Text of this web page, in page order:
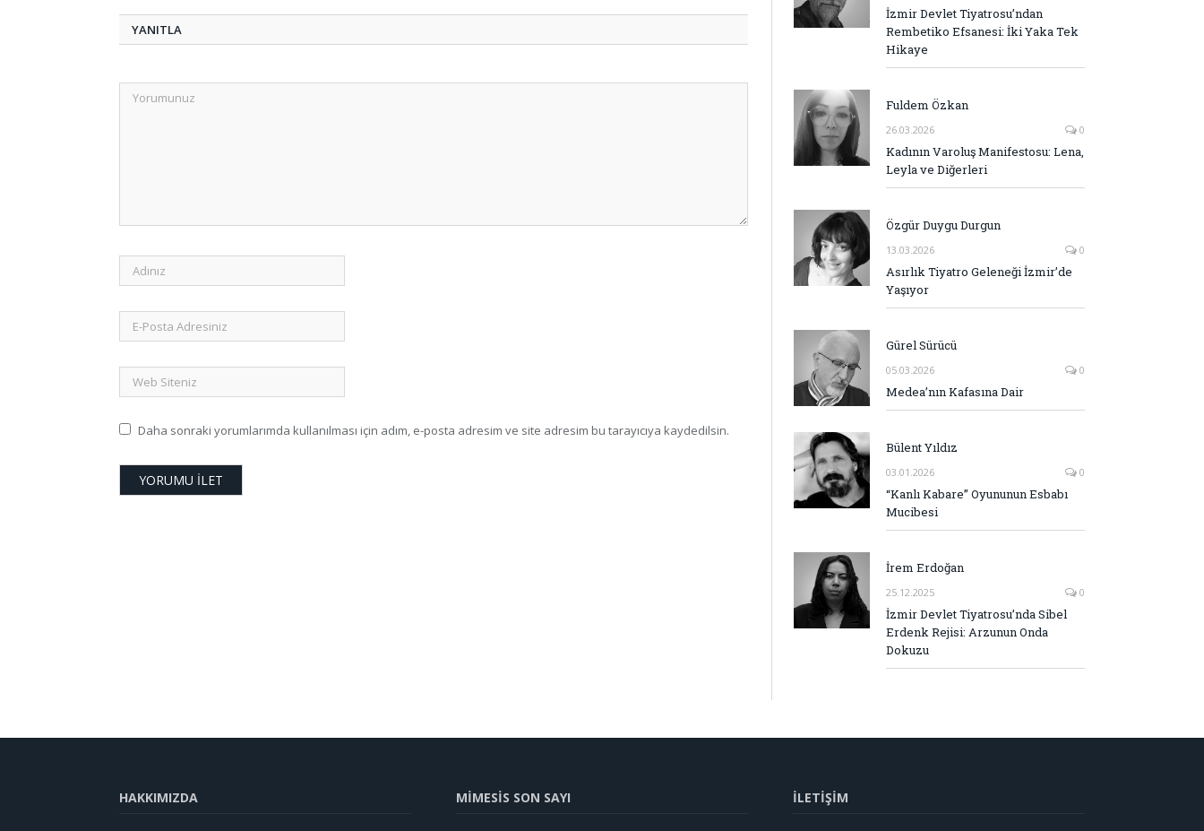
YANITLA
Daha sonraki yorumlarımda kullanılması için adım, e-posta adresim ve site adresim bu tarayıcıya kaydedilsin.
İzmir Devlet Tiyatrosu’ndan
Rembetiko Efsanesi: İki Yaka Tek
Hikaye
Fuldem Özkan
26.03.2026 0
Kadının Varoluş Manifestosu: Lena,
Leyla ve Diğerleri
Özgür Duygu Durgun
13.03.2026 0
Asırlık Tiyatro Geleneği İzmir’de
Yaşıyor
Gürel Sürücü
05.03.2026 0
Medea’nın Kafasına Dair
Bülent Yıldız
03.01.2026 0
“Kanlı Kabare” Oyununun Esbabı
Mucibesi
İrem Erdoğan
25.12.2025 0
İzmir Devlet Tiyatrosu’nda Sibel
Erdenk Rejisi: Arzunun Onda
Dokuzu
HAKKIMIZDA MİMESİS SON SAYI İLETİŞİM